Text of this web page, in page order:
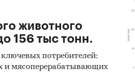
участников
исследований
отраслевых
животного
156 тыс тонн.
потребителей:
и мясоперерабатывающих